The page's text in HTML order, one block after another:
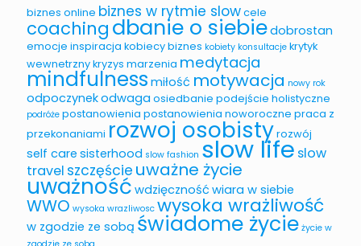
biznes online biznes w rytmie slowcele
coaching dbanie o siebiedobrostan
emocje inspiracja kobiecy biznes kobiety konsultacje krytyk
wewnetrznykryzys marzenia medytacja
mindfulness miłość motywacja nowy rok
odpoczynekodwaga osiedbanie podejście holistyczne
podróże postanowienia postanowienia noworoczne praca z
przekonaniami rozwoj osobistyrozwój
self care sisterhood slow fashion slow life slow
travel szczęście uważne życie
uważność wdzięczność wiara w siebie
WWO wysoka wrazliwosc wysoka wrażliwość
w zgodzie ze sobą świadome życie życie w